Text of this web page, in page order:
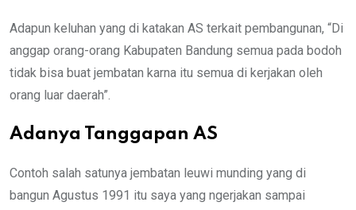
Adapun keluhan yang di katakan AS terkait pembangunan, “Di
anggap orang-orang Kabupaten Bandung semua pada bodoh
tidak bisa buat jembatan karna itu semua di kerjakan oleh
orang luar daerah”.
Adanya Tanggapan AS
Contoh salah satunya jembatan leuwi munding yang di
bangun Agustus 1991 itu saya yang ngerjakan sampai